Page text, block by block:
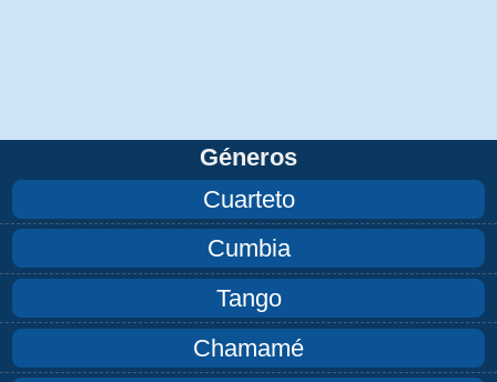
Géneros
Cuarteto
Cumbia
Tango
Chamamé